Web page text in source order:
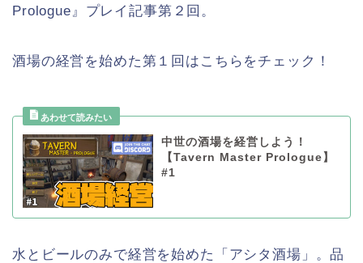
Prologue』プレイ記事第２回。
酒場の経営を始めた第１回はこちらをチェック！
中世の酒場を経営しよう！
【Tavern Master Prologue】
#1
水とビールのみで経営を始めた「アシタ酒場」。品